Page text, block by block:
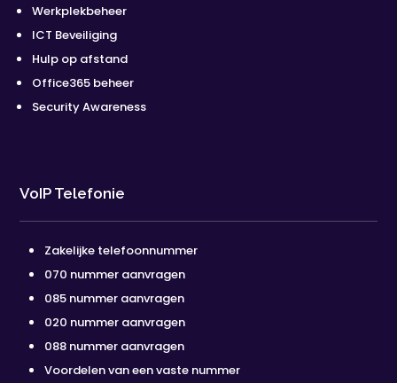
Werkplekbeheer
ICT Beveiliging
Hulp op afstand
Office365 beheer
Security Awareness
VoIP Telefonie
Zakelijke telefoonnummer
070 nummer aanvragen
085 nummer aanvragen
020 nummer aanvragen
088 nummer aanvragen
Voordelen van een vaste nummer